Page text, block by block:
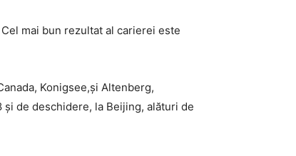
mai bun rezultat al carierei este
Konigsee,și Altenberg,
de deschidere, la Beijing, alături de